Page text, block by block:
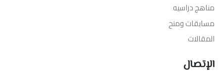
مناهج دراسيه
مسابقات ومنح
المقالات
الإتصال